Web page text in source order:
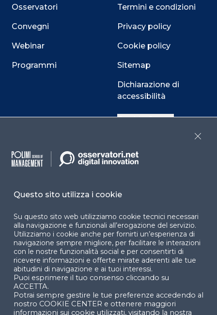
Osservatori
Convegni
Webinar
Programmi
Termini e condizioni
Privacy policy
Cookie policy
Sitemap
Dichiarazione di
accessibilità
Cookie Center
Facebook LinkedIn
© 2024 Copyright © Politecnico di Milano Dipartimento
di Ingegneria Gestionale
Questo sito utilizza i cookie
Su questo sito web utilizziamo cookie tecnici necessari
alla navigazione e funzionali all’erogazione del servizio.
Utilizziamo i cookie anche per fornirti un’esperienza di
navigazione sempre migliore, per facilitare le interazioni
con le nostre funzionalità social e per consentirti di
ricevere informazioni e offerte mirate aderenti alle tue
abitudini di navigazione e ai tuoi interessi.
Puoi esprimere il tuo consenso cliccando su
ACCETTA.
Potrai sempre gestire le tue preferenze accedendo al
nostro COOKIE CENTER e ottenere maggiori
informazioni sui cookie utilizzati, visitando la nostra